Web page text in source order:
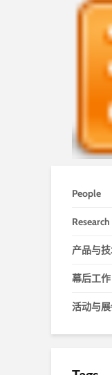
People
Research
产品与
幕后工作
活动与